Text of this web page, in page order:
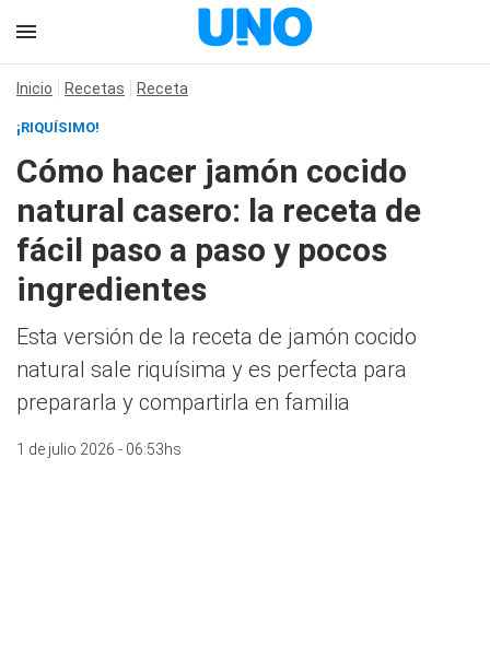
Inicio Recetas Receta
¡RIQUÍSIMO!
Cómo hacer jamón cocido
natural casero: la receta de
fácil paso a paso y pocos
ingredientes
Esta versión de la receta de jamón cocido
natural sale riquísima y es perfecta para
prepararla y compartirla en familia
1 de julio 2026 - 06:53hs